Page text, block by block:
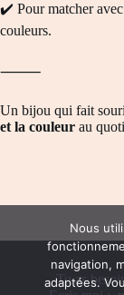
✔️ Pour matcher
couleurs.
⸻
Un bijou qui fait
et la couleur au
Tu as
Nous
navigation,
adaptées.